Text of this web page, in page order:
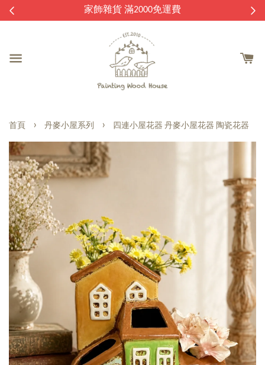
家飾雜貨 滿2000免運費
首頁 › 丹麥小屋系列 › 四連小屋花器 丹麥小屋花器 陶瓷花器